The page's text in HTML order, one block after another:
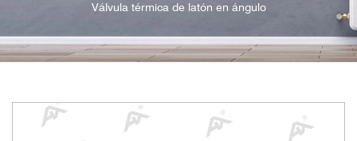
Válvula térmica de latón en ángulo